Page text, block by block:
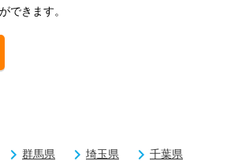
できます。
群馬県 埼玉県
千葉県